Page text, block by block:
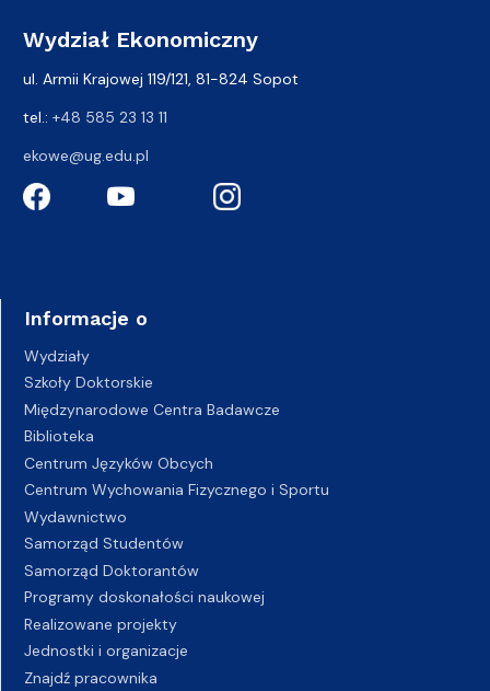
Wydział Ekonomiczny
ul. Armii Krajowej 119/121, 81-824 Sopot
tel.: +48 585 23 13 11
ekowe@ug.edu.pl
Informacje o
Wydziały
Szkoły Doktorskie
Międzynarodowe Centra Badawcze
Biblioteka
Centrum Języków Obcych
Centrum Wychowania Fizycznego i Sportu
Wydawnictwo
Samorząd Studentów
Samorząd Doktorantów
Programy doskonałości naukowej
Realizowane projekty
Jednostki i organizacje
Znajdź pracownika